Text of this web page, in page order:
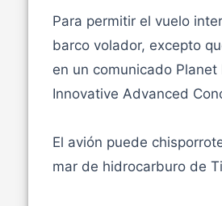
Para permitir el vuelo
barco volador, excepto
en un comunicado
Innovative Advanced
El avión puede
mar de hidrocarburo de